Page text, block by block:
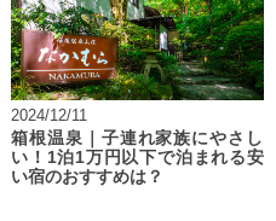
2024/12/11
箱根温泉｜子連れ家族にやさし
い！1泊1万円以下で泊まれる安
い宿のおすすめは？